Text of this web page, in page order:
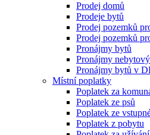
Prodej domů
Prodeje bytů
Prodej pozemků
Prodej pozemků
Pronájmy bytů
Pronájmy
Pronájmy bytů v
Místní poplatky
Poplatek za
Poplatek ze psů
Poplatek ze
Poplatek z pobytu